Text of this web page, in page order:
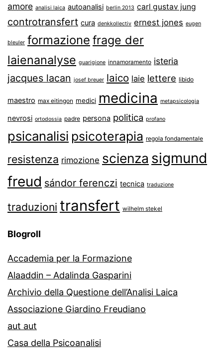
amore analisi laica autoanalisi berlin 2013 carl gustav jung
controtransfert cura denkkollectiv ernest jones eugen
bleuler formazione frage der
laienanalyse guarigione innamoramento isteria
jacques lacan josef breuer laico laie lettere libido
maestro max eitingon medici medicina metapsicologia
nevrosi ortodossia padre persona politica profano
psicanalisi psicoterapia regola fondamentale
resistenza rimozione scienza sigmund
freud sándor ferenczi tecnica traduzione
traduzioni transfert wilhelm stekel
Blogroll
Accademia per la Formazione
Alaaddin – Adalinda Gasparini
Archivio della Questione dell’Analisi Laica
Associazione Giardino Freudiano
aut aut
Casa della Psicoanalisi